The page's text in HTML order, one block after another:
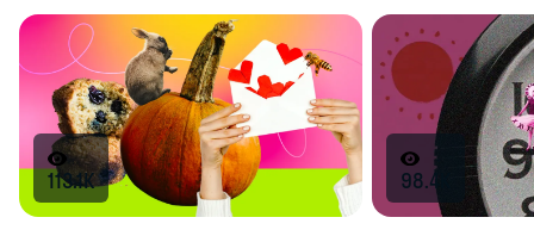
113.1K 98.4K